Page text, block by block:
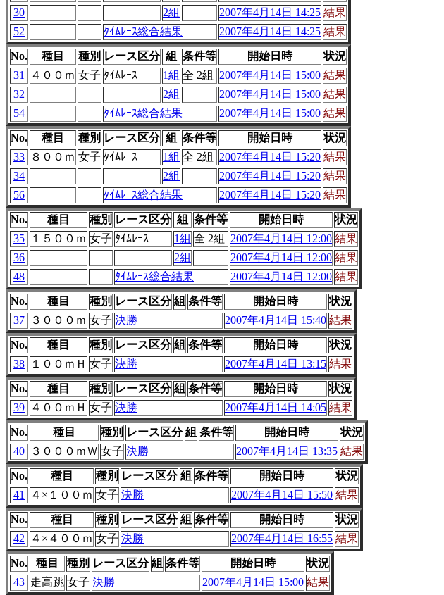
30
2組 2007年4月14日 14:25 結果
52
ﾀｲﾑﾚｰｽ総合結果 2007年4月14日 14:25 結果
No. 種目 種別 レース区分 組 条件等 開始日時
状況
31
４００ｍ 女子 ﾀｲﾑﾚｰｽ 1組 全 2組 2007年4月14日 15:00 結果
32
2組 2007年4月14日 15:00 結果
54
ﾀｲﾑﾚｰｽ総合結果 2007年4月14日 15:00 結果
No. 種目 種別 レース区分 組 条件等 開始日時
状況
33
８００ｍ 女子 ﾀｲﾑﾚｰｽ 1組 全 2組 2007年4月14日 15:20 結果
34
2組 2007年4月14日 15:20 結果
56
ﾀｲﾑﾚｰｽ総合結果 2007年4月14日 15:20 結果
No. 種目 種別 レース区分 組 条件等 開始日時
状況
35
１５００ｍ 女子 ﾀｲﾑﾚｰｽ 1組 全 2組 2007年4月14日 12:00 結果
36
2組 2007年4月14日 12:00 結果
48
ﾀｲﾑﾚｰｽ総合結果 2007年4月14日 12:00 結果
No. 種目 種別 レース区分 組 条件等 開始日時
状況
37
３０００ｍ 女子 決勝 2007年4月14日 15:40 結果
No. 種目 種別 レース区分 組 条件等 開始日時
状況
38
１００ｍＨ 女子 決勝 2007年4月14日 13:15 結果
No. 種目 種別 レース区分 組 条件等 開始日時
状況
39
４００ｍＨ 女子 決勝 2007年4月14日 14:05 結果
No. 種目 種別 レース区分 組 条件等 開始日時
状況
40
３０００ｍＷ 女子 決勝 2007年4月14日 13:35 結果
No. 種目 種別 レース区分 組 条件等 開始日時
状況
41
４×１００ｍ 女子 決勝 2007年4月14日 15:50 結果
No. 種目 種別 レース区分 組 条件等 開始日時
状況
42
４×４００ｍ 女子 決勝 2007年4月14日 16:55 結果
No. 種目 種別 レース区分 組 条件等 開始日時
状況
43 走高跳 女子 決勝 2007年4月14日 15:00 結果